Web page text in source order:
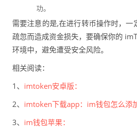
功。
需要注意的是,在进行转币操作时，一
疏忽而造成资金损失，要确保你的
环境中，避免遭受安全风险。
相关阅读：
1、 imtoken安卓版：
2、 imtoken下载app：im钱包怎么添
3、 im钱包苹果：